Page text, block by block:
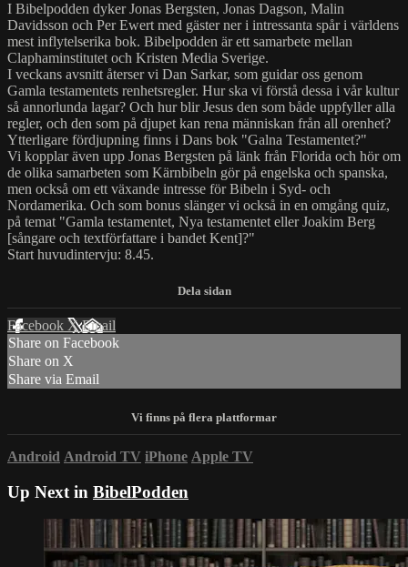
I Bibelpodden dyker Jonas Bergsten, Jonas Dagson, Malin
Davidsson och Per Ewert med gäster ner i intressanta spår i världens
mest inflytelserika bok. Bibelpodden är ett samarbete mellan
Claphaminstitutet och Kristen Media Sverige.
I veckans avsnitt återser vi Dan Sarkar, som guidar oss genom
Gamla testamentets renhetsregler. Hur ska vi förstå dessa i vår kultur
så annorlunda lagar? Och hur blir Jesus den som både uppfyller alla
regler, och den som på djupet kan rena människan från all orenhet?
Ytterligare fördjupning finns i Dans bok "Galna Testamentet?"
Vi kopplar även upp Jonas Bergsten på länk från Florida och hör om
de olika samarbeten som Kärnbibeln gör på engelska och spanska,
men också om ett växande intresse för Bibeln i Syd- och
Nordamerika. Och som bonus slänger vi också in en omgång quiz,
på temat "Gamla testamentet, Nya testamentet eller Joakim Berg
[sångare och textförfattare i bandet Kent]?"
Start huvudintervju: 8.45.
Facebook XEmail
Share on Facebook
Share on X
Share via Email
Android Android TV iPhone Apple TV
Up Next in BibelPodden